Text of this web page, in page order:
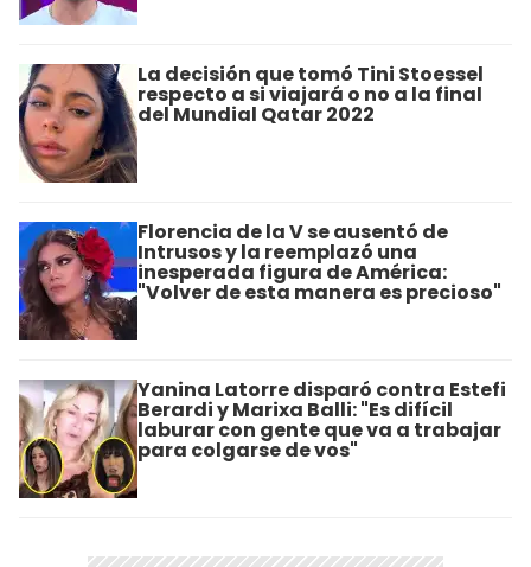
La decisión que tomó Tini Stoessel
respecto a si viajará o no a la final
del Mundial Qatar 2022
Florencia de la V se ausentó de
Intrusos y la reemplazó una
inesperada figura de América:
"Volver de esta manera es precioso"
Yanina Latorre disparó contra Estefi
Berardi y Marixa Balli: "Es difícil
laburar con gente que va a trabajar
para colgarse de vos"